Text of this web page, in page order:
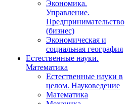
Экономика.
Управление.
Предпринимательство
(бизнес)
Экономическая и
социальная география
Естественные науки.
Математика
Естественные науки в
целом. Науковедение
Математика